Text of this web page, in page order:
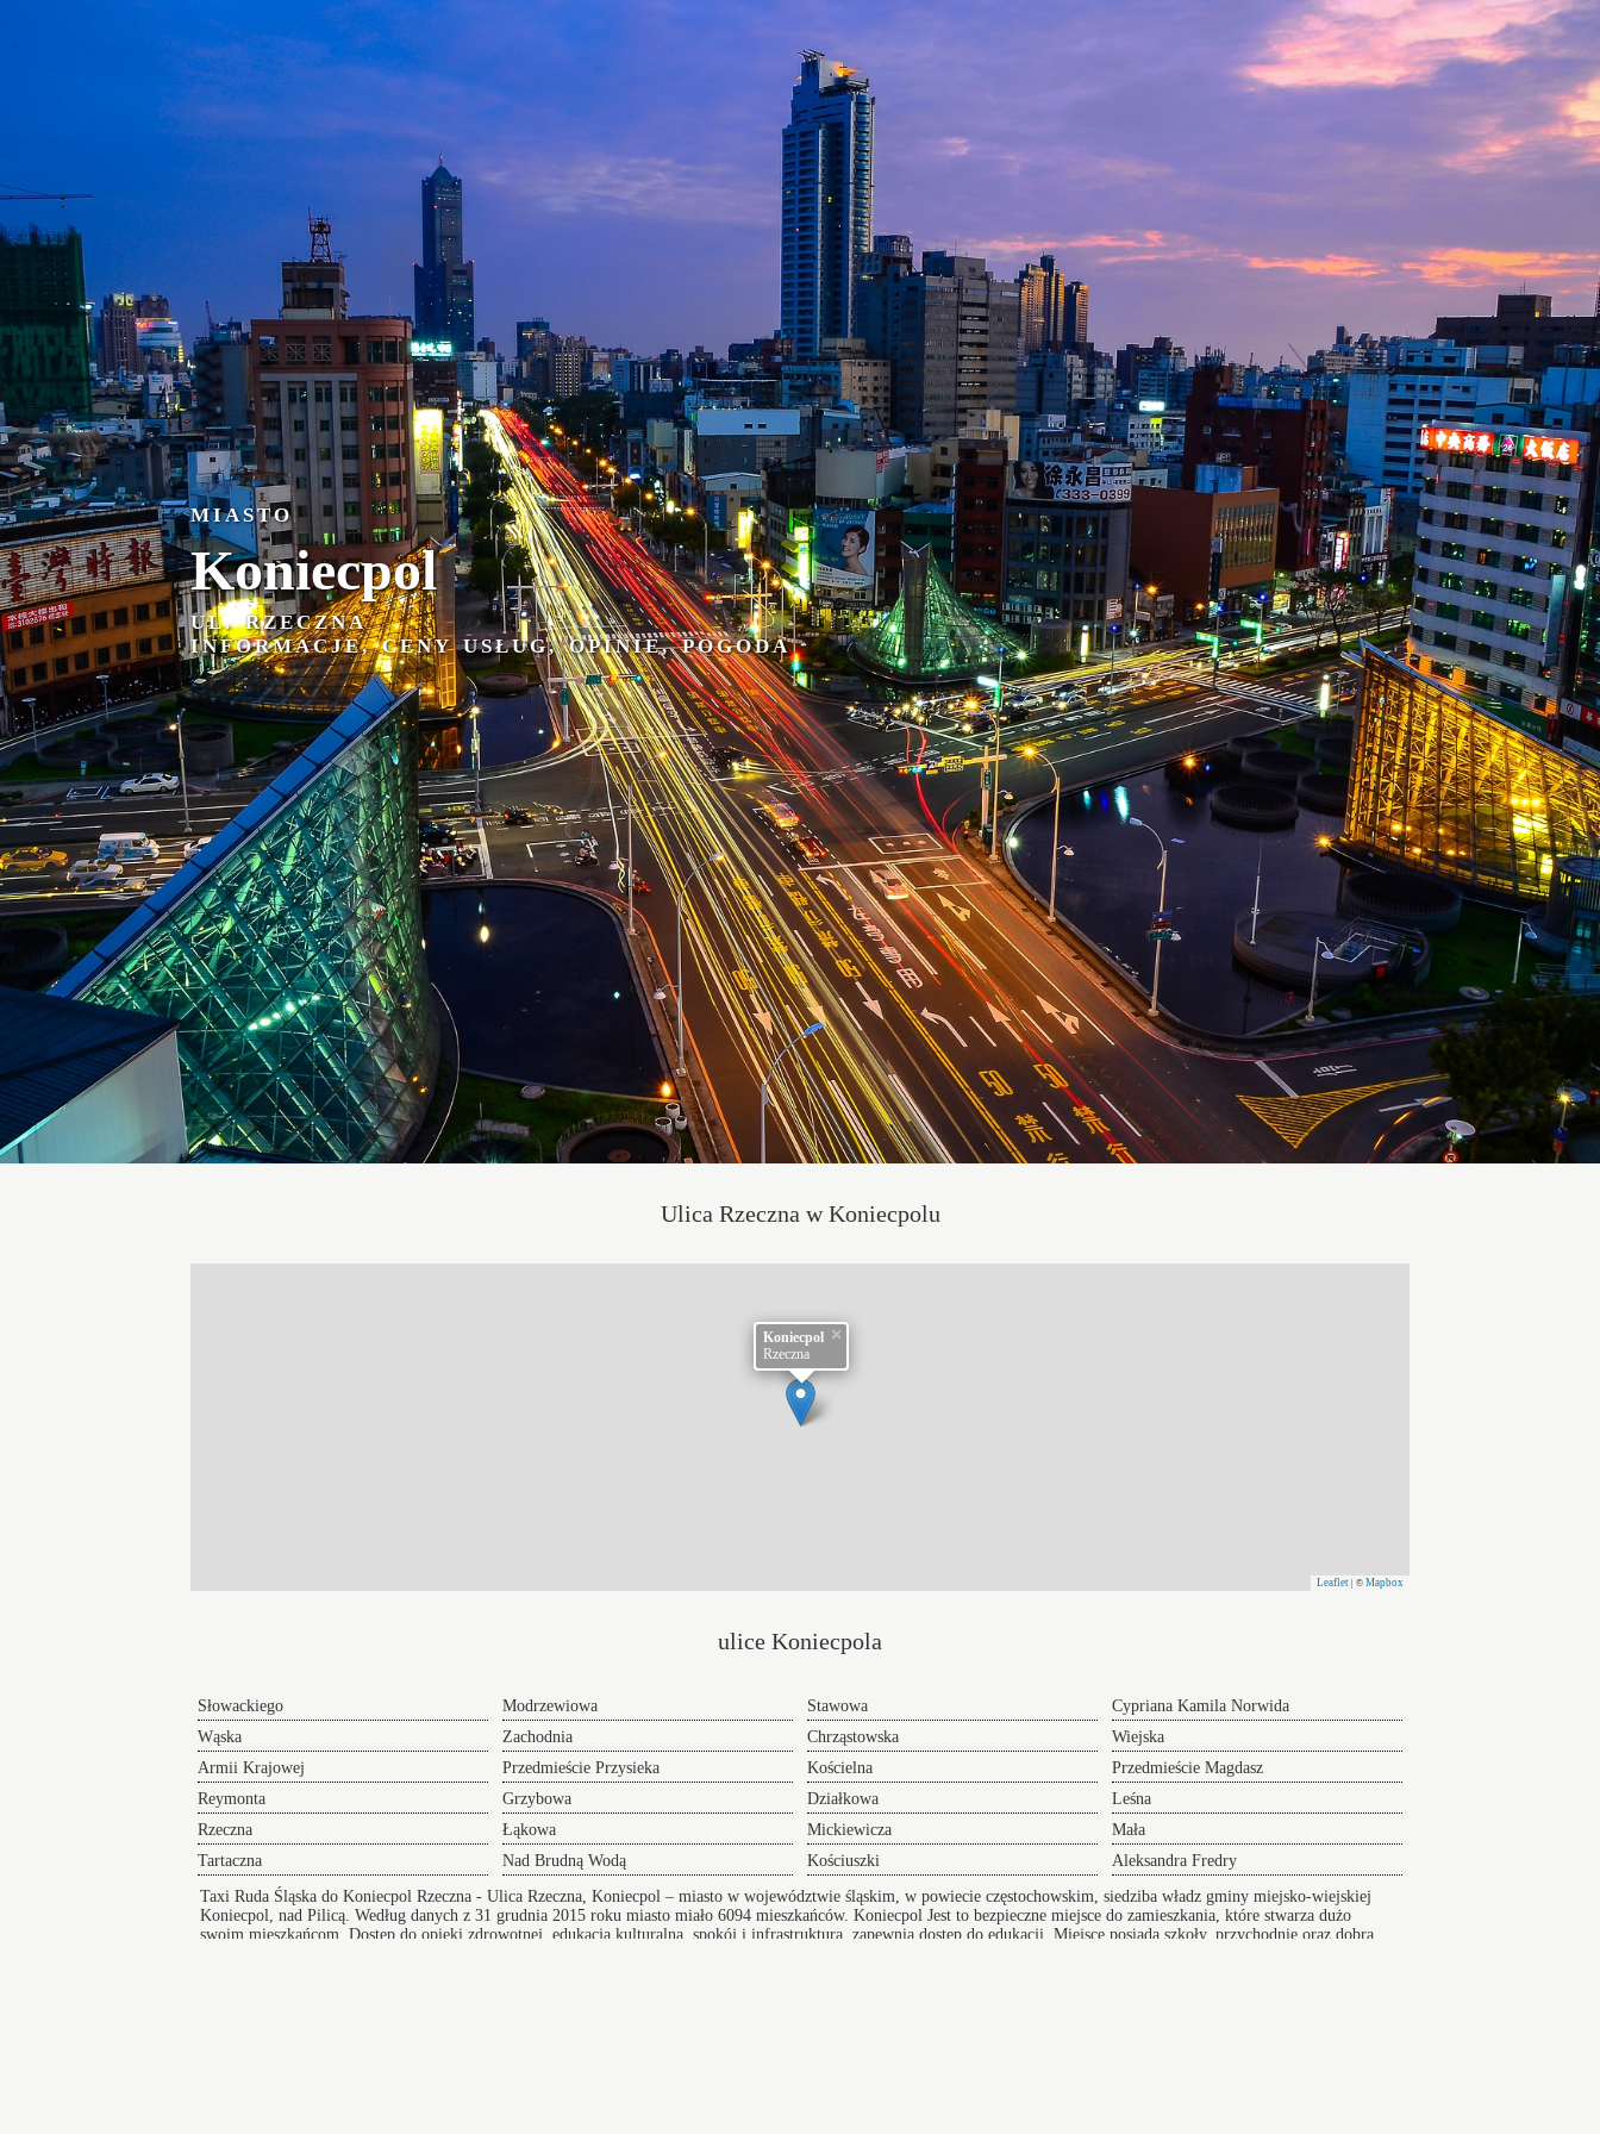
MIASTO
Koniecpol
UL. RZECZNA
INFORMACJE, CENY USŁUG, OPINIE, POGODA
Ulica Rzeczna w Koniecpolu
Koniecpol
Rzeczna
×
Leaflet | © Mapbox
ulice Koniecpola
Słowackiego Modrzewiowa Stawowa
Cypriana Kamila Norwida
Wąska
Zachodnia Chrząstowska
Wiejska
Armii Krajowej
Przedmieście Przysieka Kościelna
Przedmieście Magdasz
Reymonta
Grzybowa Działkowa
Leśna
Rzeczna
Łąkowa Mickiewicza
Mała
Tartaczna
Nad Brudną Wodą Kościuszki Aleksandra Fredry
Taxi Ruda Śląska do Koniecpol Rzeczna - Ulica Rzeczna, Koniecpol – miasto w województwie śląskim, w powiecie częstochowskim, siedziba władz gminy miejsko-wiejskiej
Koniecpol, nad Pilicą. Według danych z 31 grudnia 2015 roku miasto miało 6094 mieszkańców.Koniecpol Jest to bezpieczne miejsce do zamieszkania, które stwarza dużo
swoim mieszkańcom. Dostęp do opieki zdrowotnej, edukacja kulturalna, spokój i infrastruktura, zapewnia dostęp do edukacji. Miejsce posiada szkoły, przychodnie oraz dobrą